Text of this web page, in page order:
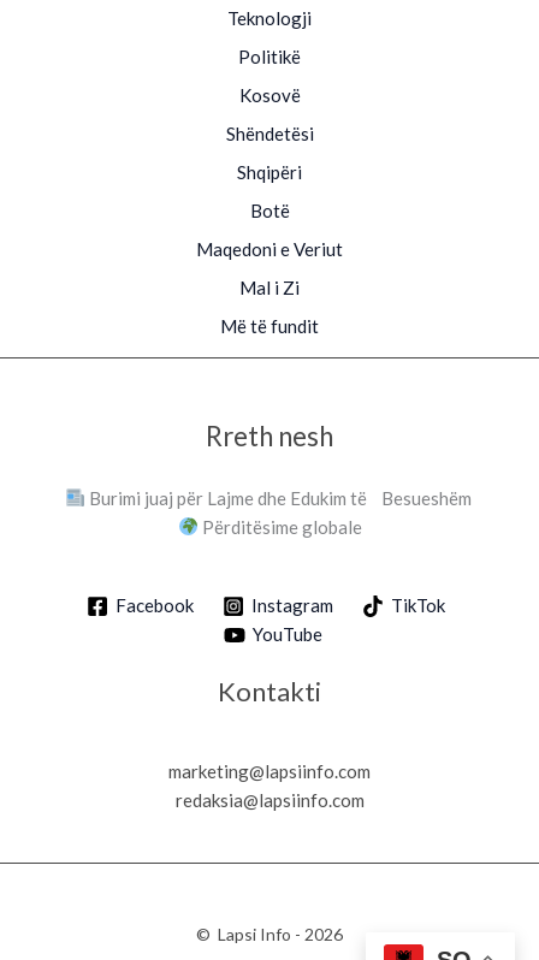
Teknologji
Politikë
Kosovë
Shëndetësi
Shqipëri
Botë
Maqedoni e Veriut
Mal i Zi
Më të fundit
Rreth nesh
Burimi juaj për Lajme dhe Edukim të Besueshëm
Përditësime globale
Facebook Instagram
TikTok
YouTube
Kontakti
marketing@lapsiinfo.com
redaksia@lapsiinfo.com
© Lapsi Info - 2026